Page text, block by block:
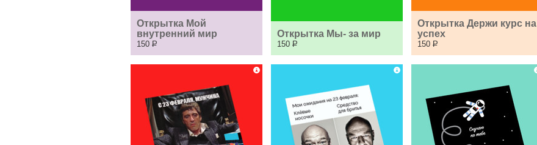
Открытка Мой
внутренний мир
150 Р
Открытка Мы- за мир
150 Р
Открытка Держи курс на
успех
150 Р